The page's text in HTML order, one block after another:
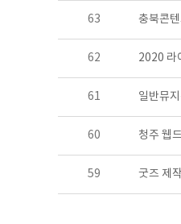
63 충북콘
62 2020 라
61 일반뮤
60 청주 웹
59 굿즈 제